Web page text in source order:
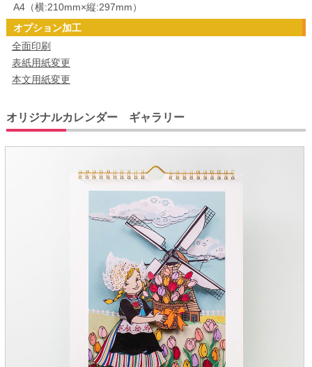
A4（横:210mm×縦:297mm）
オプション加工
全面印刷
表紙用紙変更
本文用紙変更
オリジナルカレンダー ギャラリー